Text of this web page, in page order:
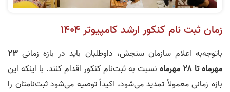
زمان ثبت‌ نام کنکور ارشد کامپیوتر ۱۴۰۴
باتوجه‌به اعلام سازمان سنجش، داوطلبان باید در بازه زمانی ۲۳
مهرماه تا ۲۸ مهرماه
نسبت به ثبت‌نام کنکور اقدام کنند. با اینکه این
بازه زمانی معمولاً تمدید می‌شود، اکیداً توصیه می‌شود ثبت‌نامتان را